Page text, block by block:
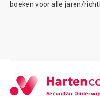
boeken voor alle jaren/